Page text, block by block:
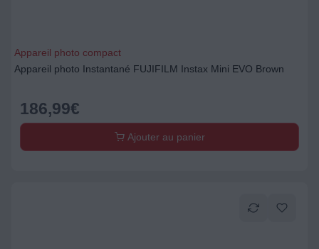
Appareil photo compact
Appareil photo Instantané FUJIFILM Instax Mini EVO Brown
186,99€
Ajouter au panier